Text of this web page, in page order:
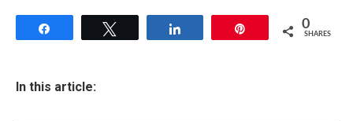
0
SHARES
In this article: